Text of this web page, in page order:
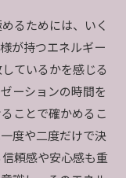
るためには、いく
が持つエネルギー
ているかを感じる
ーションの時間を
ことで確かめるこ
度や二度だけで決
頼感や安心感も重